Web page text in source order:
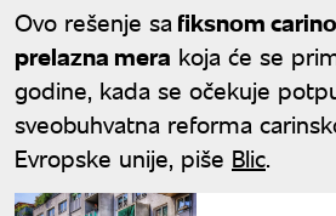
Ovo rešenje safiksnom
prelazna mera koja će se
godine, kada se očekuje
sveobuhvatna reforma
Evropske unije, piše Blic.